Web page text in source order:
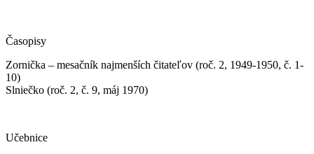
Časopisy
Zornička – mesačník najmenších čitateľov (roč. 2, 1949-1950, č. 1-
10)
Slniečko (roč. 2, č. 9, máj 1970)
Učebnice